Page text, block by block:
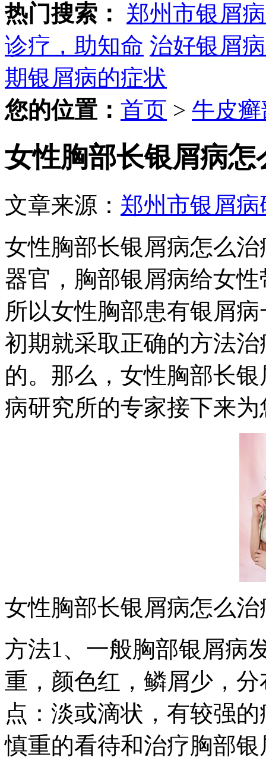
热门搜索：
郑州市银屑
诊疗，助知命 治好银屑
期银屑病的症状
您的位置： 首页 > 牛皮
女性胸部长银屑病怎
文章来源： 郑州市银屑病
女性胸部长银屑病怎么
器官，胸部银屑病给女
所以女性胸部患有银屑
初期就采取正确的方法
的。那么，女性胸部长
病研究所的专家接下来
女性胸部长银屑病怎么治
方法1、一般胸部银屑病
重，颜色红，鳞屑少，
点：淡或滴状，有较强
慎重的看待和治疗胸部银